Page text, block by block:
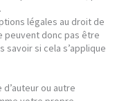
légales au droit de
peuvent donc pas être
savoir si cela s’applique
ou autre